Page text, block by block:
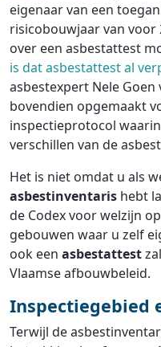
eigenaar van een
risicobouwjaar van voor
over een asbestattest
is dat asbestattest al
asbestexpert Nele Goen
bovendien opgemaakt
inspectieprotocol
verschillen van de
Het is niet omdat u als
asbestinventaris hebt
de Codex voor welzijn
gebouwen waar u zelf
ook een asbestattest
Vlaamse afbouwbeleid.
Inspectiegebied
Terwijl de